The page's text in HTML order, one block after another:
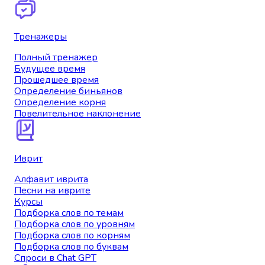
Тренажеры
Полный тренажер
Будущее время
Прошедшее время
Определение биньянов
Определение корня
Повелительное наклонение
Иврит
Алфавит иврита
Песни на иврите
Курсы
Подборка слов по темам
Подборка слов по уровням
Подборка слов по корням
Подборка слов по буквам
Спроси в Chat GPT